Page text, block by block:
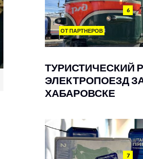
6
ОТ ПАРТНЕРОВ
ТУРИСТИЧЕСКИЙ
ЭЛЕКТРОПОЕЗД
ХАБАРОВСКЕ
7